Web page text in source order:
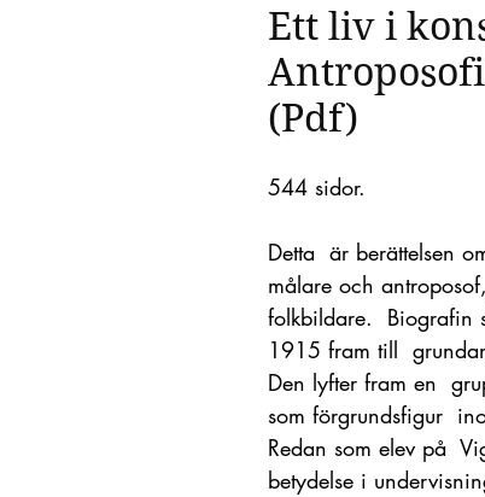
Ett liv i
(Pdf)
544 sidor.
Detta är berättelsen
målare och
folkbildare. Biografin
1915 fram till
Den lyfter fram en
som förgrundsfigur
Redan som elev på
betydelse i